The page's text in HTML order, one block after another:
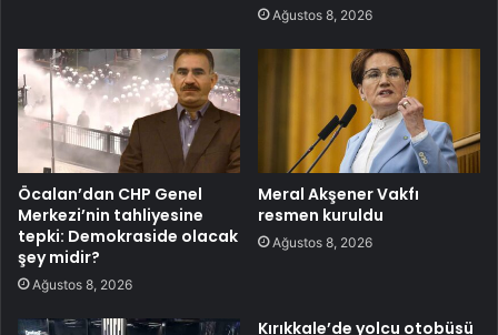
Ağustos 8, 2026
Öcalan’dan CHP Genel
Merkezi’nin tahliyesine
tepki: Demokraside olacak
şey midir?
Ağustos 8, 2026
Meral Akşener Vakfı
resmen kuruldu
Ağustos 8, 2026
Kırıkkale’de yolcu otobüsü